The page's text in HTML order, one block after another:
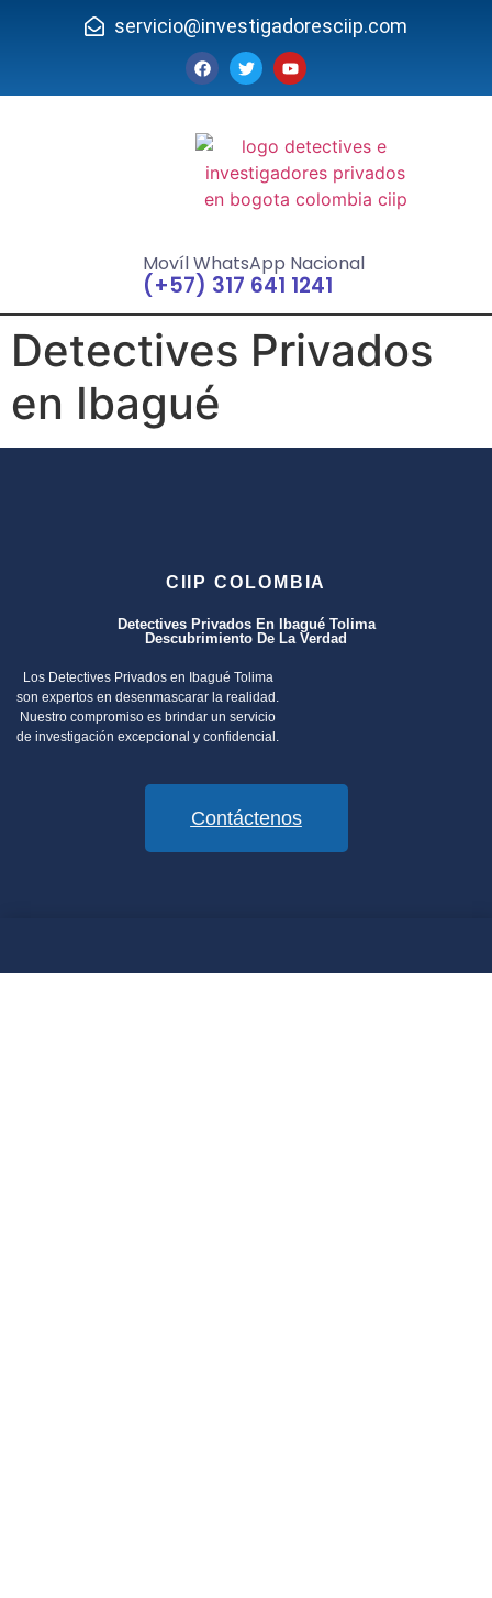
servicio@investigadoresciip.com
Movíl WhatsApp Nacional
(+57) 317 641 1241
Detectives Privados
en Ibagué
CIIP COLOMBIA
Detectives Privados En Ibagué Tolima
Descubrimiento De La Verdad
Los Detectives Privados en Ibagué Tolima
son expertos en desenmascarar la realidad.
Nuestro compromiso es brindar un servicio
de investigación excepcional y confidencial.
Contáctenos